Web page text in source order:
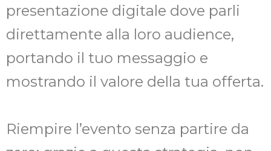
presentazione digitale dove parli
direttamente alla loro audience,
portando il tuo messaggio e
mostrando il valore della tua offerta.
Riempire l’evento senza partire da